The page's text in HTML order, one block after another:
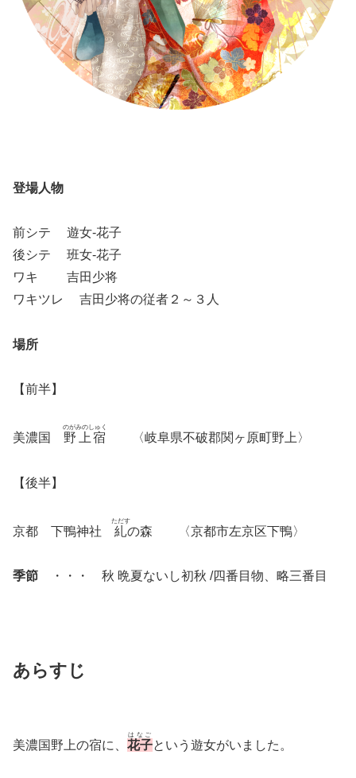
登場人物
前シテ 遊女-花子
後シテ 班女-花子
ワキ 吉田少将
ワキツレ 吉田少将の従者２～３人
場所
【前半】
美濃国 野上宿
のがみのしゅく
〈岐阜県不破郡関ヶ原町野上〉
【後半】
京都 下鴨神社 糺
ただす
の森 〈京都市左京区下鴨〉
季節 ・・・ 秋 晩夏ないし初秋 /四番目物、略三番目
あらすじ
美濃国野上の宿に、 花子
はなご
という遊女がいました。